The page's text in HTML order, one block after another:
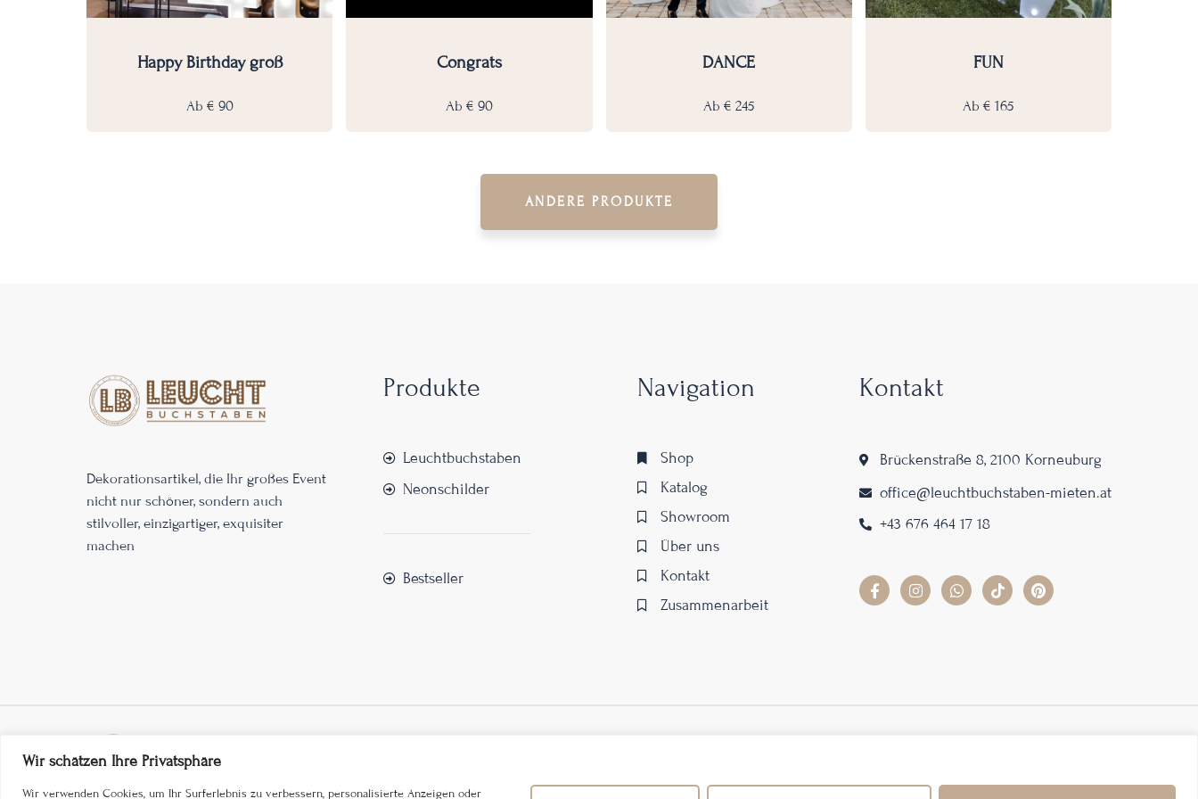
Wir schätzen Ihre Privatsphäre
Wir verwenden Cookies, um Ihr Surferlebnis zu verbessern, personalisierte Anzeigen oder
Happy Birthday groß
Ab € 90
Congrats
Ab € 90
DANCE
Ab€ 245
FUN
Ab€ 165
ANDERE PRODUKTE
Dekorationsartikel, die Ihr großes Event
nicht nur schöner, sondern auch
stilvoller, einzigartiger, exquisiter
machen
Produkte
Leuchtbuchstaben
Neonschilder
Bestseller
Navigation
Shop
Katalog
Showroom
Über uns
Kontakt
Zusammenarbeit
Kontakt
Brückenstraße 8, 2100 Korneuburg
office@leuchtbuchstaben-mieten.at
+43 676 464 17 18